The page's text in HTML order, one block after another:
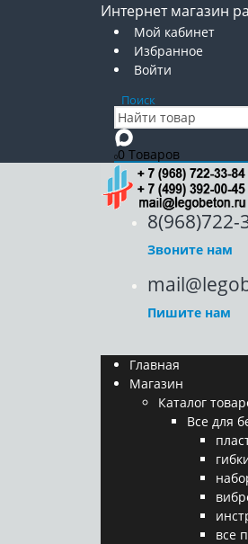
Интернет магазин
Мой кабинет
Избранное
Войти
Поиск
00 Товаров
8(968)722-
Звоните нам
Пишите нам
Главная
Магазин
Каталог
Все для
все